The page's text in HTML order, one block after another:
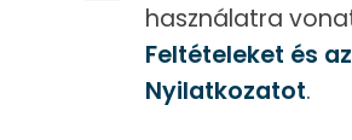
használatra
Feltételeket és
Nyilatkozatot.